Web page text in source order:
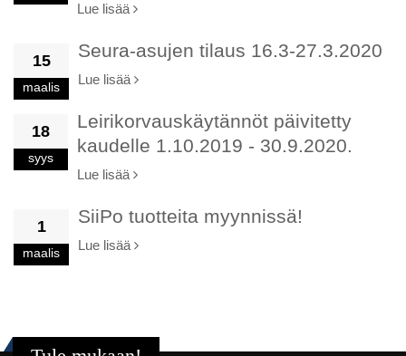
Lue lisää
15
maalis
Seura-asujen tilaus 16.3-27.3.2020
Lue lisää
18
syys
Leirikorvauskäytännöt päivitetty
kaudelle 1.10.2019 - 30.9.2020.
Lue lisää
1
maalis
SiiPo tuotteita myynnissä!
Lue lisää